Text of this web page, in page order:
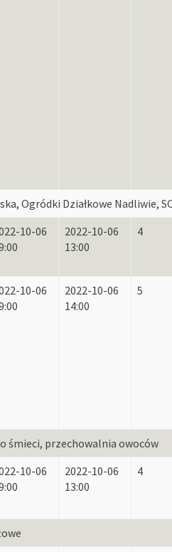
Ogródki Działkowe Nadliwie,
10-06
2022-10-06
13:00
4
10-06
2022-10-06
14:00
5
śmieci, przechowalnia owoców
10-06
2022-10-06
13:00
4